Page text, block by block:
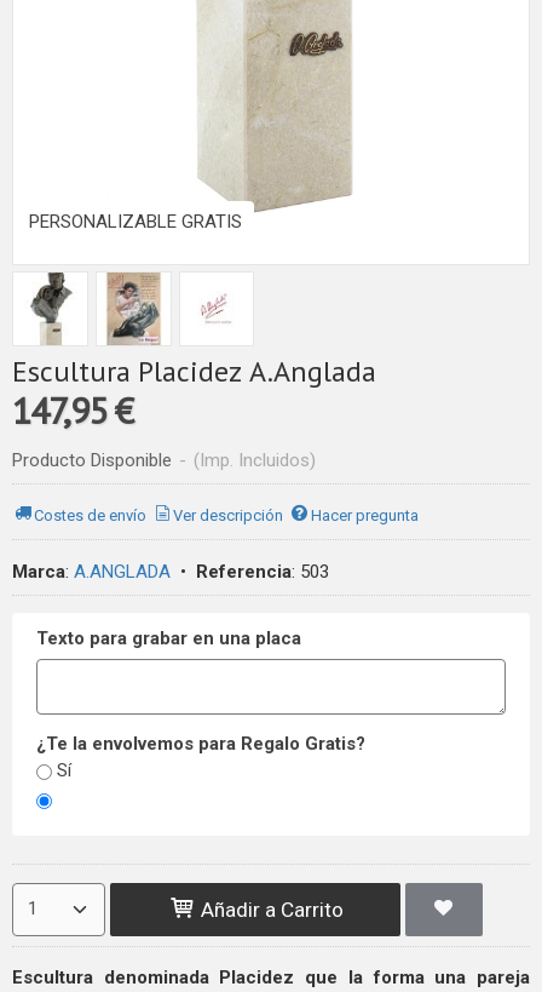
PERSONALIZABLE GRATIS
Escultura Placidez A.Anglada
147,95 €
Producto Disponible - (Imp. Incluidos)
Costes de envío Ver descripción Hacer pregunta
Marca: A.ANGLADA • Referencia: 503
Texto para grabar en una placa
¿Te la envolvemos para Regalo Gratis?
Sí
Añadir a Carrito
Escultura denominada Placidez que la forma una pareja